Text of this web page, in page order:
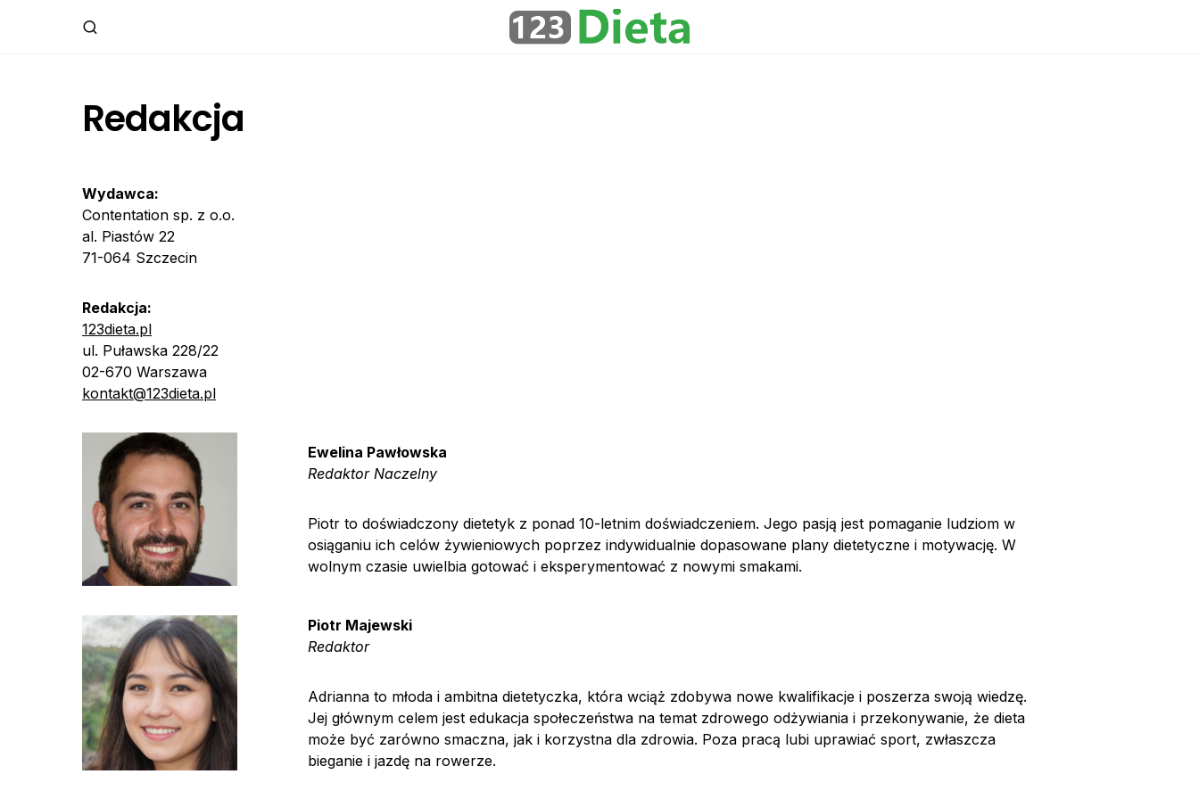
Redakcja
Wydawca:
Contentation sp. z o.o.
al. Piastów 22
71-064 Szczecin
Redakcja:
123dieta.pl
ul. Puławska 228/22
02-670 Warszawa
kontakt@123dieta.pl
Ewelina Pawłowska
Redaktor Naczelny
Piotr to doświadczony dietetyk z ponad 10-letnim doświadczeniem. Jego pasją jest pomaganie ludziom w
osiąganiu ich celów żywieniowych poprzez indywidualnie dopasowane plany dietetyczne i motywację. W
wolnym czasie uwielbia gotować i eksperymentować z nowymi smakami.
Piotr Majewski
Redaktor
Adrianna to młoda i ambitna dietetyczka, która wciąż zdobywa nowe kwalifikacje i poszerza swoją wiedzę.
Jej głównym celem jest edukacja społeczeństwa na temat zdrowego odżywiania i przekonywanie, że dieta
może być zarówno smaczna, jak i korzystna dla zdrowia. Poza pracą lubi uprawiać sport, zwłaszcza
bieganie i jazdę na rowerze.